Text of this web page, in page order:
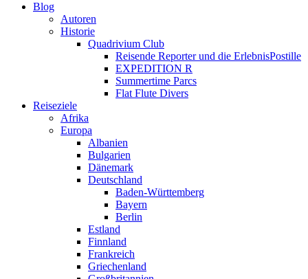
Blog
Autoren
Historie
Quadrivium Club
Reisende Reporter und die ErlebnisPostille
EXPEDITION R
Summertime Parcs
Flat Flute Divers
Reiseziele
Afrika
Europa
Albanien
Bulgarien
Dänemark
Deutschland
Baden-Württemberg
Bayern
Berlin
Estland
Finnland
Frankreich
Griechenland